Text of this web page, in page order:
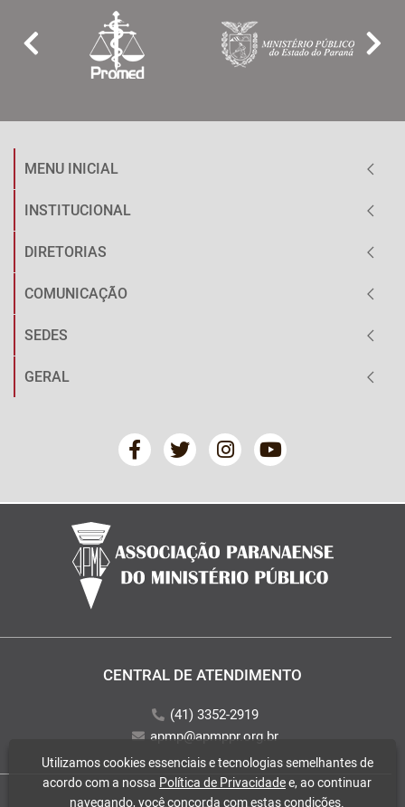
MENU INICIAL
INSTITUCIONAL
DIRETORIAS
COMUNICAÇÃO
SEDES
GERAL
CENTRAL DE ATENDIMENTO
(41) 3352-2919
apmp@apmppr.org.br
Utilizamos cookies essenciais e tecnologias semelhantes de
acordo com a nossa Política de Privacidadee, ao continuar
navegando, você concorda com estas condições.